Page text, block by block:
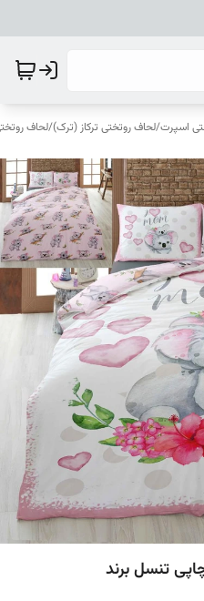
اسپرت/لحاف روتختی ترکاز (ترک)/لحاف روتختی
1 نفره چاپی تنسل برند